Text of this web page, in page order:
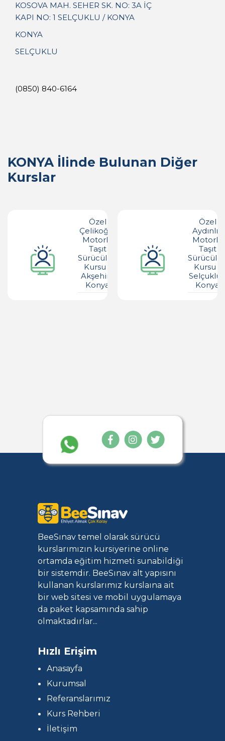
KOSOVA MAH. SEHER SK. NO: 3A İÇ
KAPI NO: 1 SELÇUKLU / KONYA
KONYA
SELÇUKLU
(0850) 840-6164
KONYA İlinde Bulunan Diğer
Kurslar
Özel
Çelikoğlu
Motorlu
Taşıt
Sürücüleri
Kursu -
Akşehir -
Konya
Özel
Aydınlık
Motorlu
Taşıt
Kursu -
Selçuklu
Konya
BeeSınav temel olarak sürücü
kurslarımızın kursiyerine online
ortamda eğitim hizmeti sunabildiği
bir sistemdir. BeeSınav alt yapısını
kullanan kurslarımız kurslaına ait
bir web sitesi ve mobil uygulamaya
da paket kapsamında sahip
olmaktadırlar...
Hızlı Erişim
Anasayfa
Kurumsal
Referanslarımız
Kurs Rehberi
İletişim